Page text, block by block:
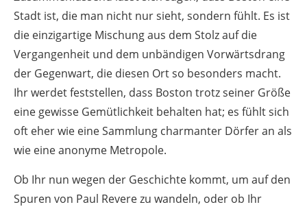
Stadt ist, die man nicht nur sieht, sondern fühlt. Es ist
die einzigartige Mischung aus dem Stolz auf die
Vergangenheit und dem unbändigen Vorwärtsdrang
der Gegenwart, die diesen Ort so besonders macht.
Ihr werdet feststellen, dass Boston trotz seiner Größe
eine gewisse Gemütlichkeit behalten hat; es fühlt sich
oft eher wie eine Sammlung charmanter Dörfer an als
wie eine anonyme Metropole.
Ob Ihr nun wegen der Geschichte kommt, um auf den
Spuren von Paul Revere zu wandeln, oder ob Ihr